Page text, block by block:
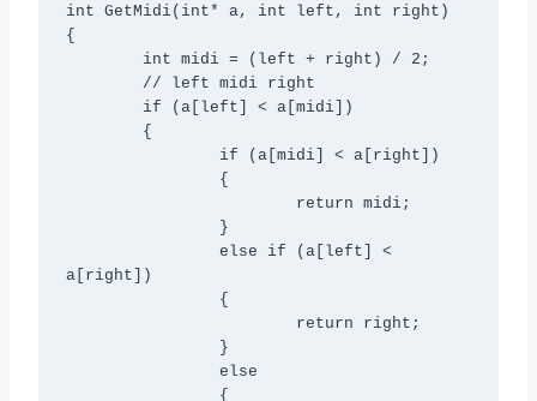
int GetMidi(int* a, int left, int right)
{
a[right])